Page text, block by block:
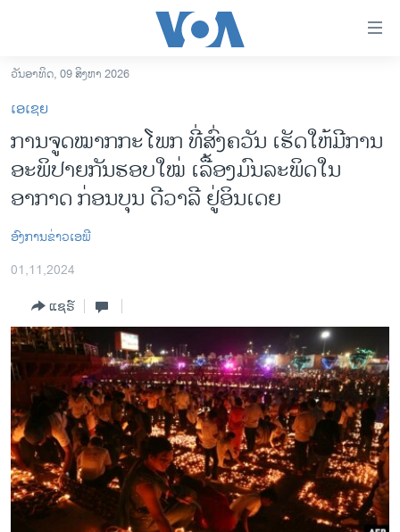
ເຂົ້າ
ຫາ
ຂ້າມ
ຂ້າມ
ໄປ
ຫາ
ຊອກ
ອາເມຣິກາ
ການເລືອກຕັ້ງ ປະທານາທີບໍດີ ສະຫະລັດ 2024
ອິດສະຫຼະພາບດ້ານການຂ່າວ
ຊີວິດຊາວລາວ
ຊຸມຊົນຊາວລາວ
ວິທະຍາສາດ-ເທັກໂນໂລຈີ
ທຸລະກິດ
ພາສາອັງກິດ
ວີດີໂອ
ວັນອາທິດ, 09 ສິງຫາ 2026
ເອເຊຍ
ການ​ຈູດໝາກກະໂພກ ທີ່ສົ່ງຄວັນ ເຮັດໃຫ້ມີການ
ອະພິປາຍກັນຮອບໃໝ່ ເລື້ອງມົນລະພິດໃນ
ອາກາດ ກ່ອນບຸນ ດີວາລີ ຢູ່ອິນເດຍ
ອົງການຂ່າວເອພີ
01,11,2024
ແຊຣ໌